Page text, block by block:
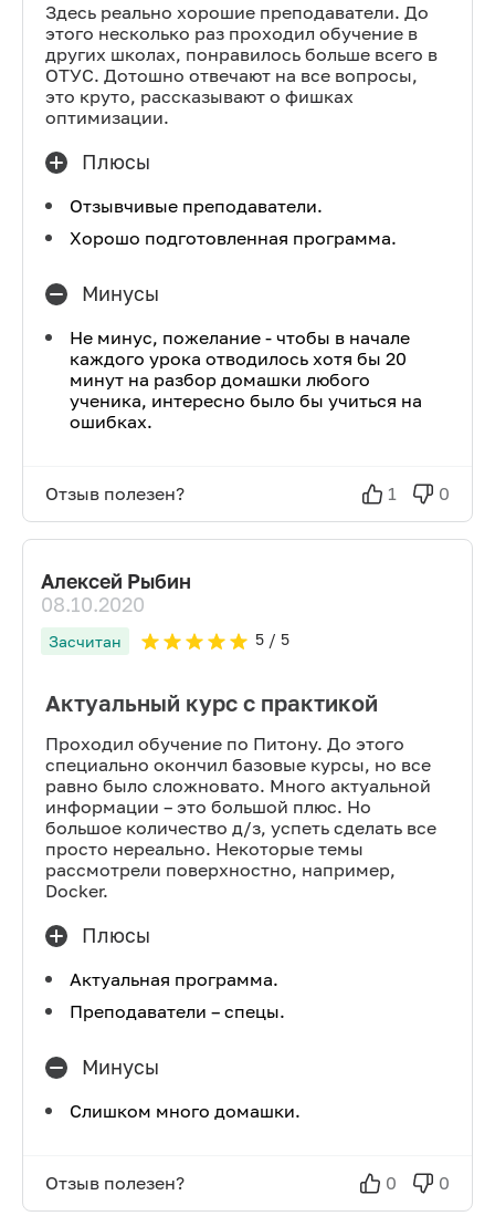
Здесь реально хорошие преподаватели. До
этого несколько раз проходил обучение в
других школах, понравилось больше всего в
ОТУС. Дотошно отвечают на все вопросы,
это круто, рассказывают о фишках
оптимизации.
Плюсы
Отзывчивые преподаватели.
Хорошо подготовленная программа.
Минусы
Не минус, пожелание - чтобы в начале
каждого урока отводилось хотя бы 20
минут на разбор домашки любого
ученика, интересно было бы учиться на
ошибках.
Отзыв полезен? 1 0
Алексей Рыбин
08.10.2020
Засчитан 5/ 5
Актуальный курс с практикой
Проходил обучение по Питону. До этого
специально окончил базовые курсы, но все
равно было сложновато. Много актуальной
информации – это большой плюс. Но
большое количество д/з, успеть сделать все
просто нереально. Некоторые темы
рассмотрели поверхностно, например,
Docker.
Плюсы
Актуальная программа.
Преподаватели – спецы.
Минусы
Слишком много домашки.
Отзыв полезен? 0 0